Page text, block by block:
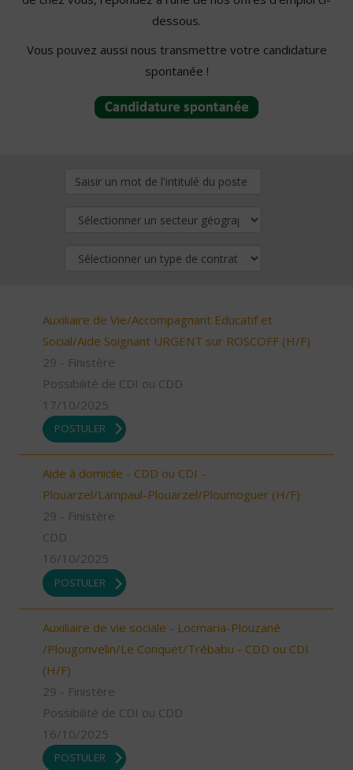
dessous.
Vous pouvez aussi nous transmettre votre candidature
spontanée !
Auxiliaire de Vie/Accompagnant Educatif et
Social/Aide Soignant URGENT sur ROSCOFF (H/F)
29 - Finistère
Possibilité de CDI ou CDD
17/10/2025
POSTULER
Aide à domicile - CDD ou CDI -
Plouarzel/Lampaul-Plouarzel/Ploumoguer (H/F)
29 - Finistère
CDD
16/10/2025
POSTULER
Auxiliaire de vie sociale - Locmaria-Plouzané
/Plougonvelin/Le Conquet/Trébabu - CDD ou CDI
(H/F)
29 - Finistère
Possibilité de CDI ou CDD
16/10/2025
POSTULER